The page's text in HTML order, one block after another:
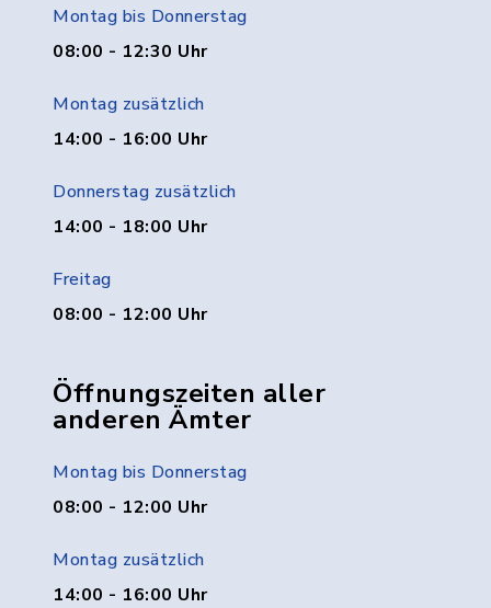
Montag bis Donnerstag
08:00 - 12:30 Uhr
Montag zusätzlich
14:00 - 16:00 Uhr
Donnerstag zusätzlich
14:00 - 18:00 Uhr
Freitag
08:00 - 12:00 Uhr
Öffnungszeiten aller
anderen Ämter
Montag bis Donnerstag
08:00 - 12:00 Uhr
Montag zusätzlich
14:00 - 16:00 Uhr